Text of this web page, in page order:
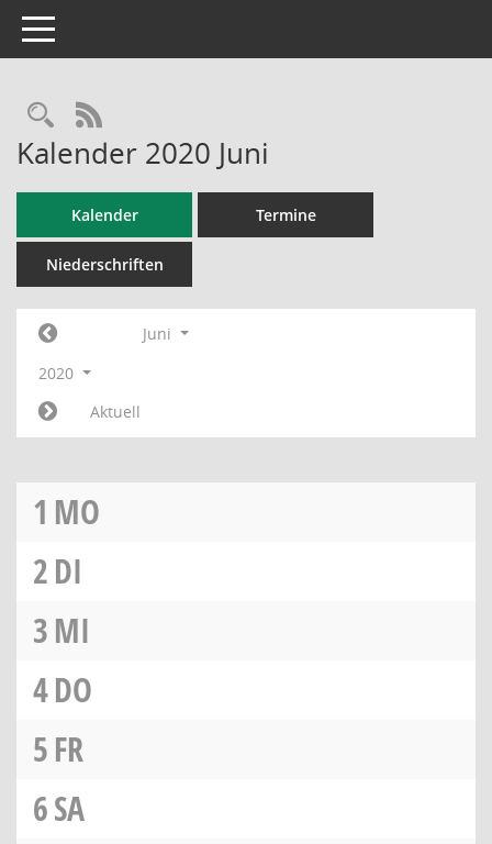
Toggle navigation
RSS-Feed
Kalender 2020 Juni
Kalender Termine
Niederschriften
Juni
2020
Aktuell
1 MO
2DI
3MI
4DO
5FR
6SA